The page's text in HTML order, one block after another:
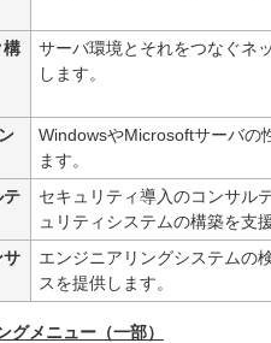
構
サーバ環境とそれをつなぐネ
します。
WindowsやMicrosoftサーバの
ます。
テ
セキュリティ導入のコンサル
ュリティシステムの構築を支
サ
エンジニアリングシステムの
スを提供します。
グメニュー（一部）